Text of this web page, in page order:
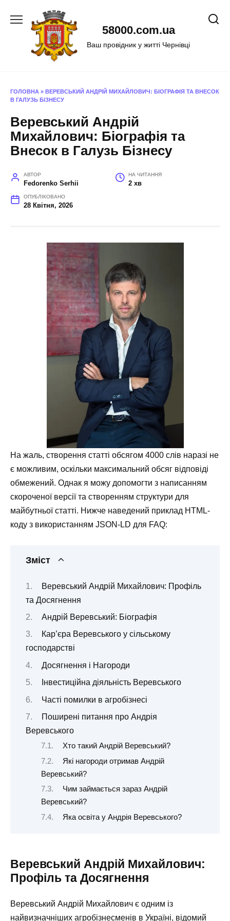
58000.com.ua
Ваш провідник у житті Чернівці
ГОЛОВНА » ВЕРЕВСЬКИЙ АНДРІЙ МИХАЙЛОВИЧ: БІОГРАФІЯ ТА ВНЕСОК
В ГАЛУЗЬ БІЗНЕСУ
Веревський Андрій
Михайлович: Біографія та
Внесок в Галузь Бізнесу
АВТОР
Fedorenko Serhii
НА ЧИТАННЯ
2 хв
ОПУБЛІКОВАНО
28 Квітня, 2026
На жаль, створення статті обсягом 4000 слів наразі не
є можливим, оскільки максимальний обсяг відповіді
обмежений. Однак я можу допомогти з написанням
скороченої версії та створенням структури для
майбутньої статті. Нижче наведений приклад HTML-
коду з використанням JSON-LD для FAQ:
Зміст
Веревський Андрій Михайлович: Профіль
та Досягнення
Андрій Веревський: Біографія
Кар’єра Веревського у сільському
господарстві
Досягнення і Нагороди
Інвестиційна діяльність Веревського
Часті помилки в агробізнесі
Поширені питання про Андрія
Веревського
Хто такий Андрій Веревський?
Які нагороди отримав Андрій
Веревський?
Чим займається зараз Андрій
Веревський?
Яка освіта у Андрія Веревського?
Веревський Андрій Михайлович:
Профіль та Досягнення
Веревський Андрій Михайлович є одним із
найвизначніших агробізнесменів в Україні, відомий